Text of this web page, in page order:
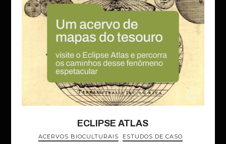
ECLIPSE ATLAS
ACERVOS BIOCULTURAIS
ESTUDOS DE CASO